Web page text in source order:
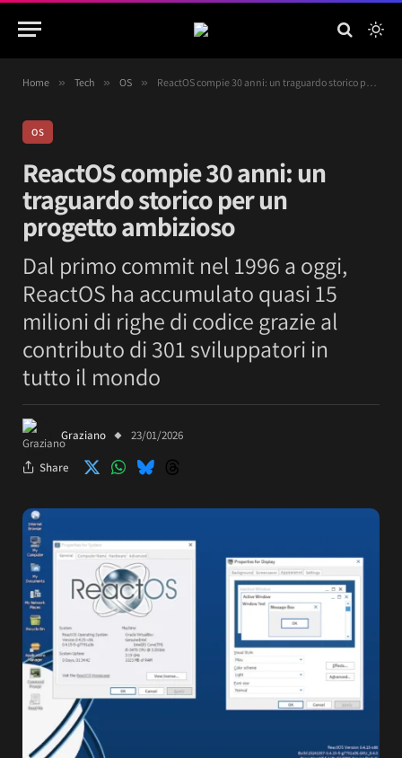
Home » Tech » OS » ReactOS compie 30 anni: un traguardo storico per un progetto ambizioso
OS
ReactOS compie 30 anni: un
traguardo storico per un
progetto ambizioso
Dal primo commit nel 1996 a oggi,
ReactOS ha accumulato quasi 15
milioni di righe di codice grazie al
contributo di 301 sviluppatori in
tutto il mondo
Graziano 23/01/2026
Share